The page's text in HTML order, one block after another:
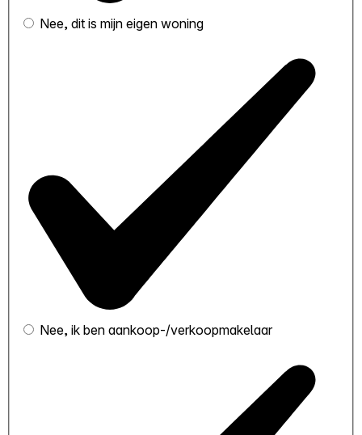
Nee, dit is mijn eigen woning
Nee, ik ben aankoop-/verkoopmakelaar